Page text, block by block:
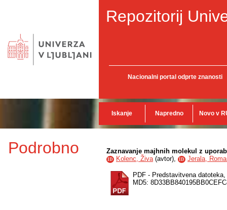
Repozitorij
Nacionalni portal odprte znanosti
Iskanje Napredno Novo v
Podrobno Zaznavanje majhnih molekul z
ID Kolenc, Živa(avtor), ID Jerala,
PDF - Predstavitvena datoteka,
MD5: